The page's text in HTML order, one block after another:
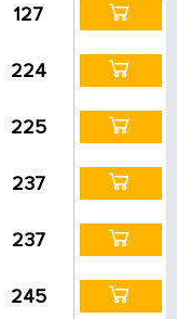
127
224
225
237
237
245